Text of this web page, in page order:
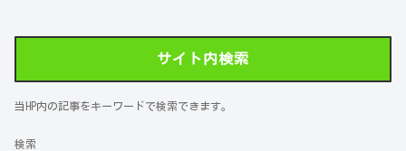
サイト内検索
当HP内の記事をキーワードで検索できます。
検索